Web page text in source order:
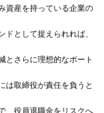
資産を持っている企業の
ドとして捉えられれば、
とさらに理想的なポート
は取締役が責任を負うと
、役員退職金をリスクへ